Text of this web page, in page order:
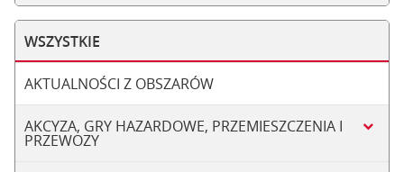
WSZYSTKIE
AKTUALNOŚCI Z OBSZARÓW
AKCYZA, GRY HAZARDOWE, PRZEMIESZCZENIA I
PRZEWOZY